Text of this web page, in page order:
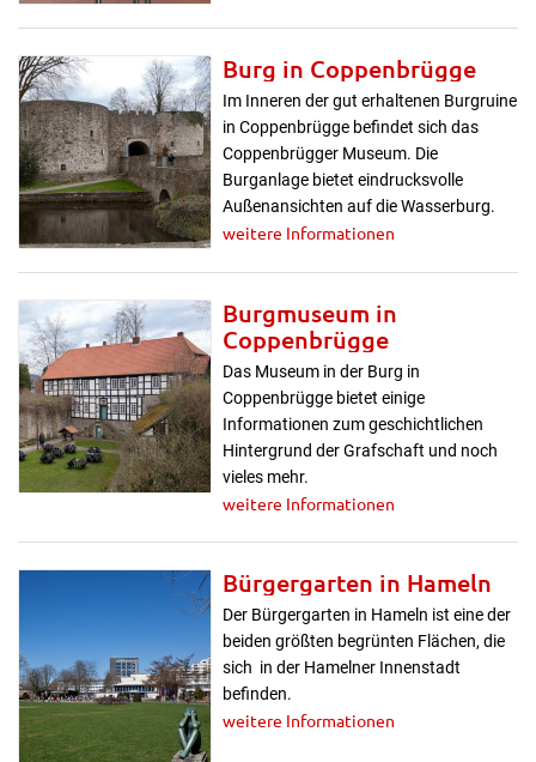
Burg in Coppenbrügge
Im Inneren der gut erhaltenen Burgruine
in Coppenbrügge befindet sich das
Coppenbrügger Museum. Die
Burganlage bietet eindrucksvolle
Außenansichten auf die Wasserburg.
weitere Informationen
Burgmuseum in
Coppenbrügge
Das Museum in der Burg in
Coppenbrügge bietet einige
Informationen zum geschichtlichen
Hintergrund der Grafschaft und noch
vieles mehr.
weitere Informationen
Bürgergarten in Hameln
Der Bürgergarten in Hameln ist eine der
beiden größten begrünten Flächen, die
sich in der Hamelner Innenstadt
befinden.
weitere Informationen